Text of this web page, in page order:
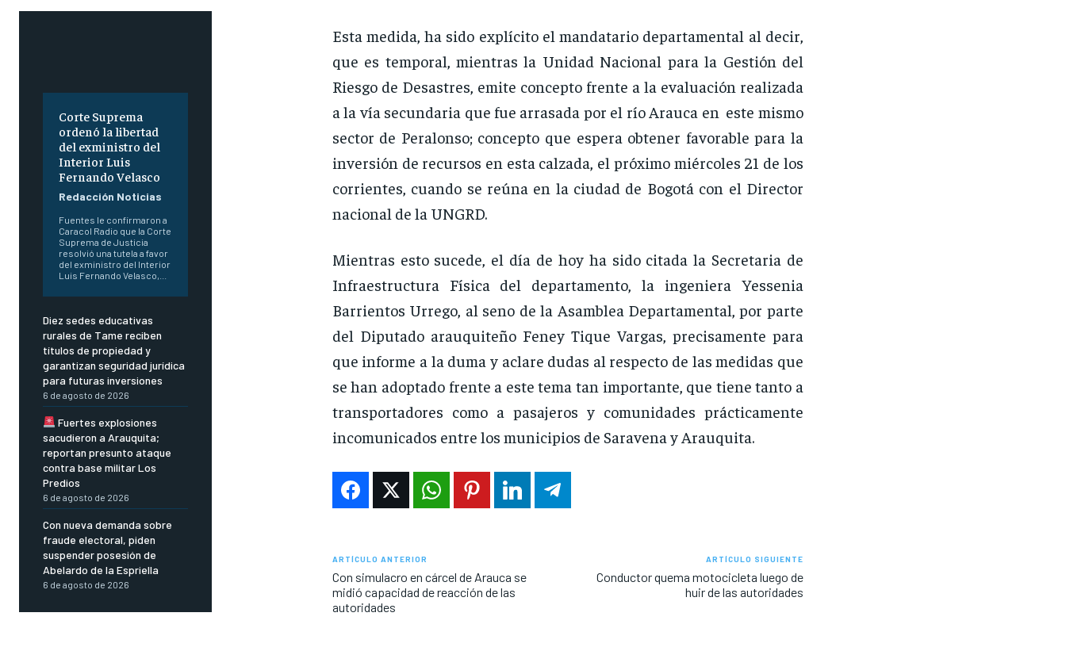
Corte Suprema
ordenó la libertad
del exministro del
Interior Luis
Fernando Velasco
Redacción Noticias
Fuentes le confirmaron a
Caracol Radio que la Corte
Suprema de Justicia
resolvió una tutela a favor
del exministro del Interior
Luis Fernando Velasco,...
Diez sedes educativas
rurales de Tame reciben
títulos de propiedad y
garantizan seguridad jurídica
para futuras inversiones
6 de agosto de 2026
Fuertes explosiones
sacudieron a Arauquita;
reportan presunto ataque
contra base militar Los
Predios
6 de agosto de 2026
Con nueva demanda sobre
fraude electoral, piden
suspender posesión de
Abelardo de la Espriella
6 de agosto de 2026
Esta medida, ha sido explícito el mandatario departamental al decir,
que es temporal, mientras la Unidad Nacional para la Gestión del
Riesgo de Desastres, emite concepto frente a la evaluación realizada
a la vía secundaria que fue arrasada por el río Arauca en este mismo
sector de Peralonso; concepto que espera obtener favorable para la
inversión de recursos en esta calzada, el próximo miércoles 21 de los
corrientes, cuando se reúna en la ciudad de Bogotá con el Director
nacional de la UNGRD.
Mientras esto sucede, el día de hoy ha sido citada la Secretaria de
Infraestructura Física del departamento, la ingeniera Yessenia
Barrientos Urrego, al seno de la Asamblea Departamental, por parte
del Diputado arauquiteño Feney Tique Vargas, precisamente para
que informe a la duma y aclare dudas al respecto de las medidas que
se han adoptado frente a este tema tan importante, que tiene tanto a
transportadores como a pasajeros y comunidades prácticamente
incomunicados entre los municipios de Saravena y Arauquita.
ARTÍCULO ANTERIOR
Con simulacro en cárcel de Arauca se
midió capacidad de reacción de las
autoridades
ARTÍCULO SIGUIENTE
Conductor quema motocicleta luego de
huir de las autoridades